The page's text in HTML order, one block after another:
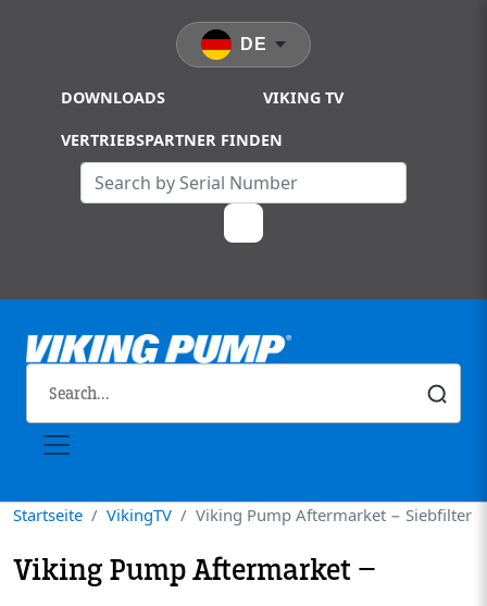
DOWNLOADS VIKING TV
VERTRIEBSPARTNER FINDEN
DE
Startseite VikingTV Viking Pump Aftermarket − Siebfilter
Viking Pump Aftermarket −